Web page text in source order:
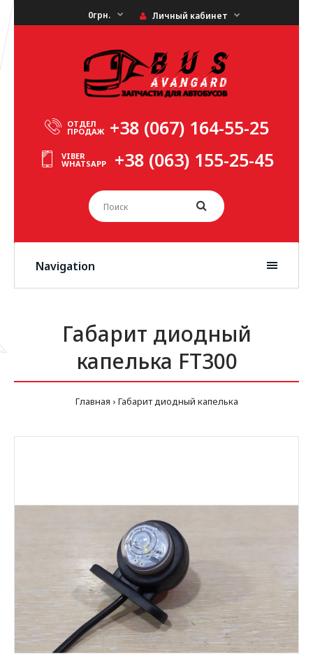
0грн. Личный кабинет
ОТДЕЛ
ПРОДАЖ +38 (067) 164-55-25
VIBER
WHATSAPP +38 (063) 155-25-45
Navigation
Габарит диодный
капелька FT300
Главная Габарит диодный капелька